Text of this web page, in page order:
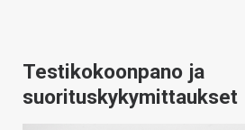
Testikokoonpano ja
suorituskykymittaukset